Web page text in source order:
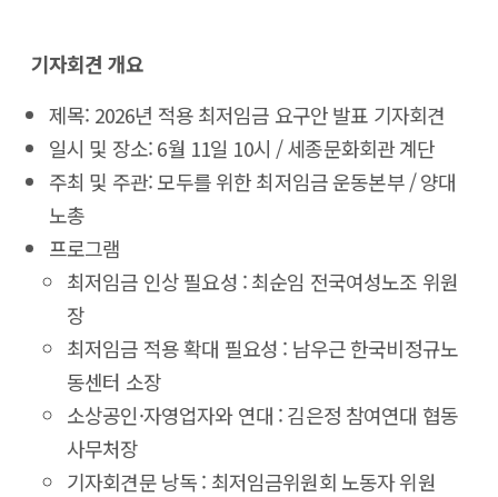
기자회견 개요
제목: 2026년 적용 최저임금 요구안 발표 기자회견
일시 및 장소: 6월 11일 10시 / 세종문화회관 계단
주최 및 주관: 모두를 위한 최저임금 운동본부 / 양대
노총
프로그램
최저임금 인상 필요성 : 최순임 전국여성노조 위원
장
최저임금 적용 확대 필요성 : 남우근 한국비정규노
동센터 소장
소상공인·자영업자와 연대 : 김은정 참여연대 협동
사무처장
기자회견문 낭독 : 최저임금위원회 노동자 위원